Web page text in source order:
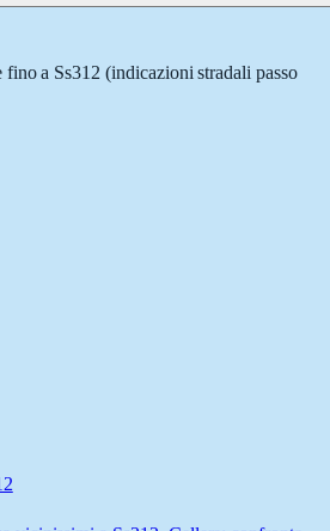
fino a Ss312 (indicazioni stradali passo